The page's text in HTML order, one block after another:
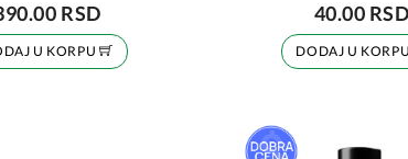
RSD
U KORPU
40.00 RSD
DODAJ U KORPU